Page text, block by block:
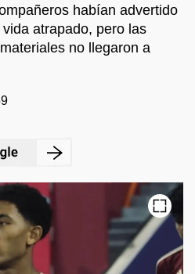
habían advertido
atrapado, pero las
no llegaron a